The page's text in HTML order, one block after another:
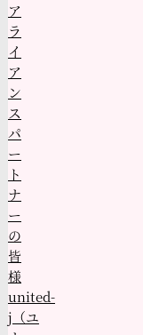
ア
ラ
イ
ア
ン
ス
パ
ー
ト
ナ
ー
の
皆
様
united-
j（ユ